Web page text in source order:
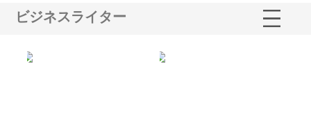
ビジネスライター